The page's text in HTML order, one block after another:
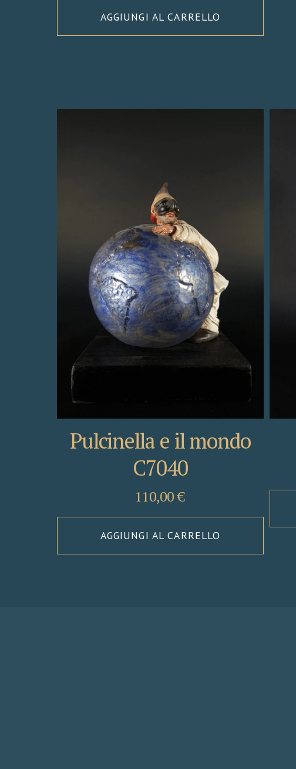
AGGIUNGI AL CARRELLO
Pulcinella e il mondo
C7040
110,00€
AGGIUNGI AL CARRELLO